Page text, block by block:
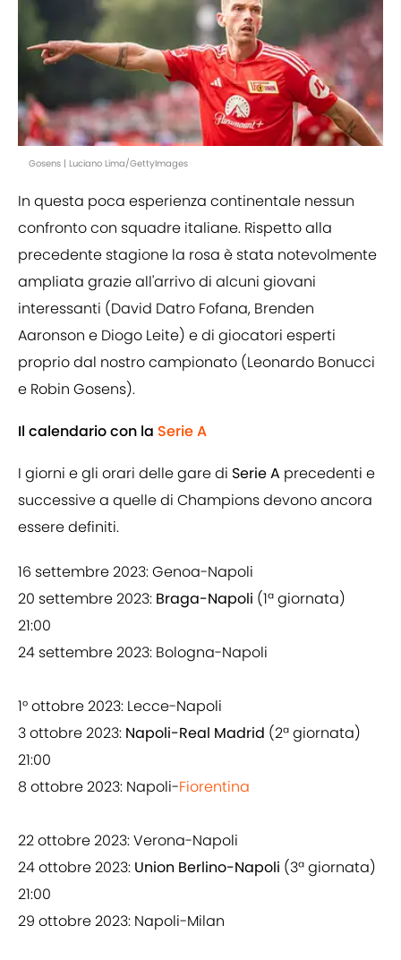
Gosens | Luciano Lima/GettyImages
In questa poca esperienza continentale nessun
confronto con squadre italiane. Rispetto alla
precedente stagione la rosa è stata notevolmente
ampliata grazie all'arrivo di alcuni giovani
interessanti (David Datro Fofana, Brenden
Aaronson e Diogo Leite) e di giocatori esperti
proprio dal nostro campionato (Leonardo Bonucci
e Robin Gosens).
Il calendario con la Serie A
I giorni e gli orari delle gare di Serie A precedenti e
successive a quelle di Champions devono ancora
essere definiti.
16 settembre 2023: Genoa-Napoli
20 settembre 2023: Braga-Napoli (1ª giornata)
21:00
24 settembre 2023: Bologna-Napoli
1° ottobre 2023: Lecce-Napoli
3 ottobre 2023: Napoli-Real Madrid (2ª giornata)
21:00
8 ottobre 2023: Napoli-Fiorentina
22 ottobre 2023: Verona-Napoli
24 ottobre 2023: Union Berlino-Napoli (3ª giornata)
21:00
29 ottobre 2023: Napoli-Milan